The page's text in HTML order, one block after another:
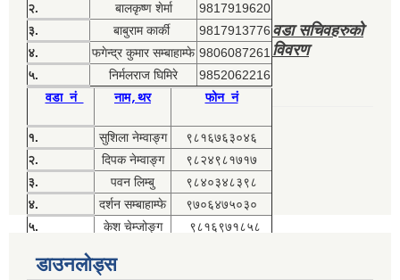
२.
बालकृष्ण शेर्मा
9817919620
३.
बाबुराम कार्की
9817913776
४.
फगेन्द्र कुमार सम्बाहाम्फे 9806087261
५.
निर्मलराज घिमिरे 9852062216
वडा सचिवहरुको
विवरण
वडा नं नाम,थर फोन नं
१. सुशिला नेम्वाङ्ग
९८१६७६३०४६
२.
दिपक नेम्वाङ्ग
९८२४९८१७१७
३.
पवन लिम्बु
९८४०३४८३९८
४.
दर्शन सम्बाहाम्फे
९७०६४७५०३०
५.
केश चेम्जोङ्ग ९८१६९७१८५८
डाउनलोड्स